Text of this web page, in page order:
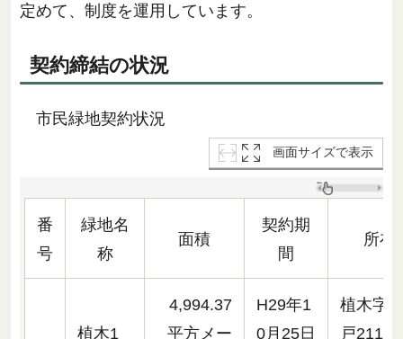
定めて、制度を運用しています。
契約締結の状況
市民緑地契約状況
画面サイズで表示
番
号
緑地名
称
面積
契約期
間
所在
植木1
4,994.37
平方メー
H29年1
0月25日
植木字
戸211-